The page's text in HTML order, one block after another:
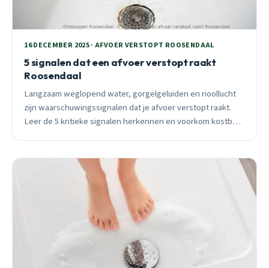
16 DECEMBER 2025 · AFVOER VERSTOPT ROOSENDAAL
5 signalen dat een afvoer verstopt raakt
Roosendaal
Langzaam weglopend water, gorgelgeluiden en rioollucht
zijn waarschuwingssignalen dat je afvoer verstopt raakt.
Leer de 5 kritieke signalen herkennen en voorkom kostbare